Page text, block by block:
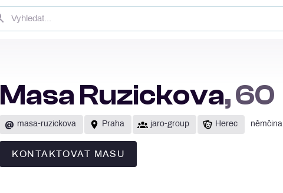
Masa Ruzickova, 60
@ masa-ruzickova Praha jaro-group Herec němčina
KONTAKTOVAT MASU